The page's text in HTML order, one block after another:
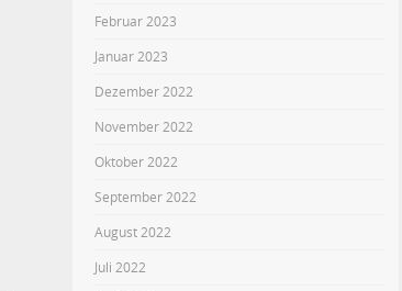
Februar 2023
Januar 2023
Dezember 2022
November 2022
Oktober 2022
September 2022
August 2022
Juli 2022